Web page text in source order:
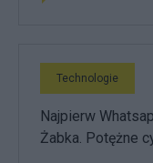
Technologie
Najpierw
Żabka. Potężne